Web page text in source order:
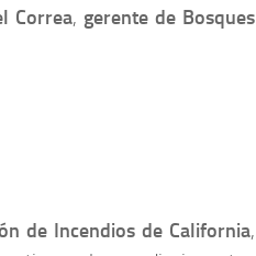
Correa, gerente de Bosques
de Incendios de California,